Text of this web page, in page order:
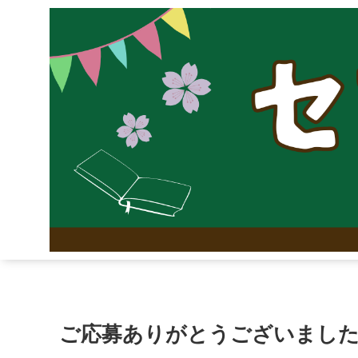
ご応募ありがとうございまし